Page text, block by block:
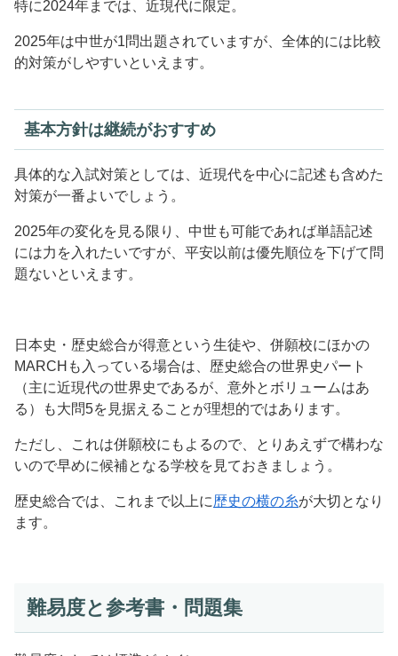
特に2024年までは、近現代に限定。
2025年は中世が1問出題されていますが、全体的には比較
的対策がしやすいといえます。
基本方針は継続がおすすめ
具体的な入試対策としては、近現代を中心に記述も含めた
対策が一番よいでしょう。
2025年の変化を見る限り、中世も可能であれば単語記述
には力を入れたいですが、平安以前は優先順位を下げて問
題ないといえます。
日本史・歴史総合が得意という生徒や、併願校にほかの
MARCHも入っている場合は、歴史総合の世界史パート
（主に近現代の世界史であるが、意外とボリュームはあ
る）も大問5を見据えることが理想的ではあります。
ただし、これは併願校にもよるので、とりあえずで構わな
いので早めに候補となる学校を見ておきましょう。
歴史総合では、これまで以上に歴史の横の糸が大切となり
ます。
難易度と参考書・問題集